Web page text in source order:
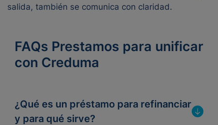
salida, también se comunica con claridad.
FAQs Prestamos para unificar
con Creduma
¿Qué es un préstamo para refinanciar
y para qué sirve?